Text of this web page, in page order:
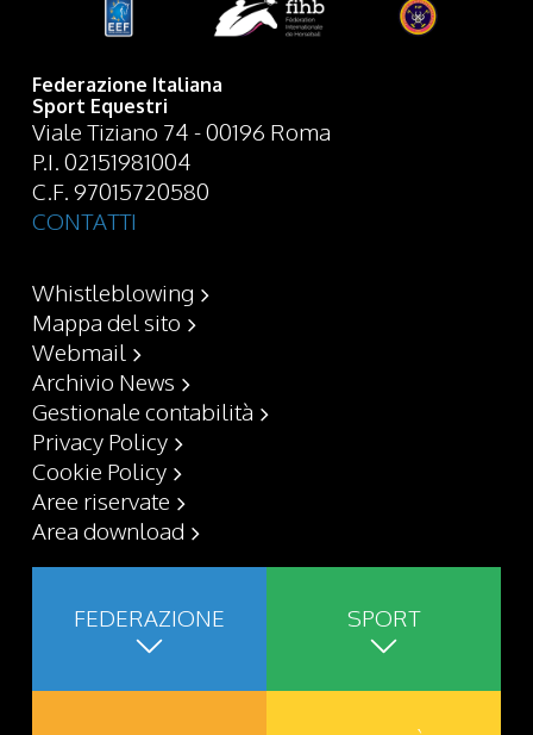
Federazione Italiana
Sport Equestri
Viale Tiziano 74 - 00196 Roma
P.I. 02151981004
C.F. 97015720580
CONTATTI
Whistleblowing
Mappa del sito
Webmail
Archivio News
Gestionale contabilità
Privacy Policy
Cookie Policy
Aree riservate
Area download
FEDERAZIONE SPORT